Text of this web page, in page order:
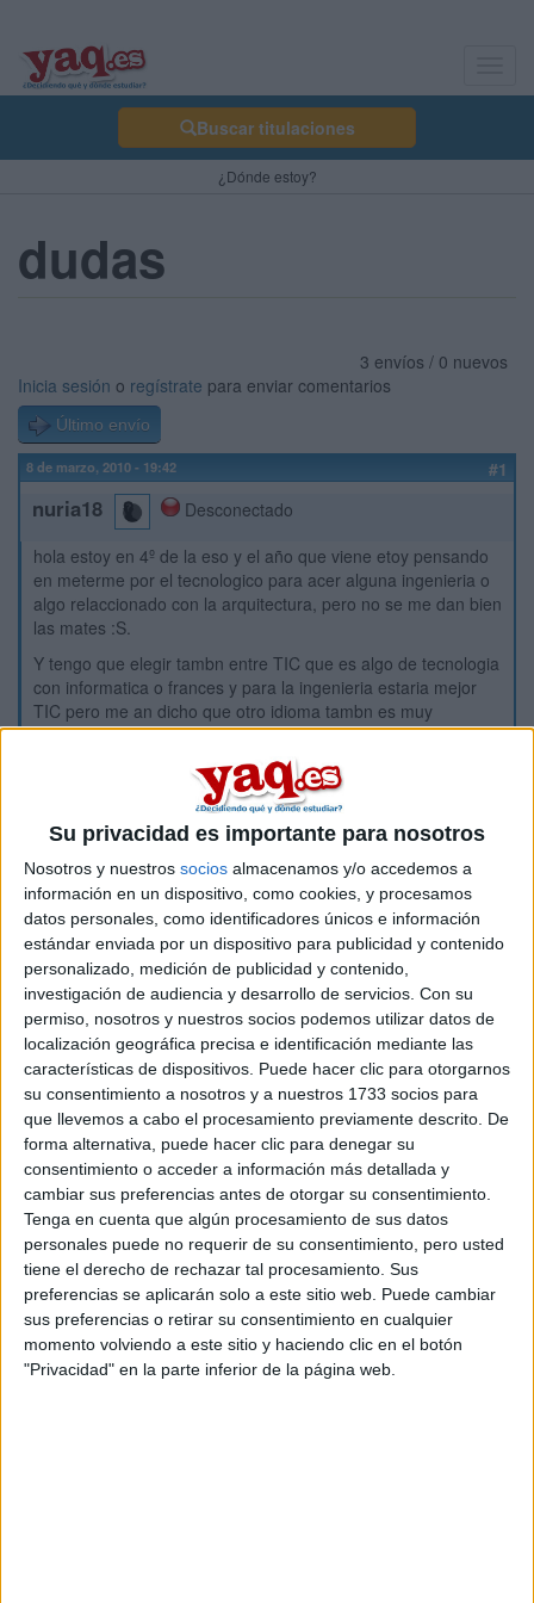
Su privacidad es importante para nosotros
Nosotros y nuestros socios almacenamos y/o accedemos a
información en un dispositivo, como cookies, y procesamos
datos personales, como identificadores únicos e información
estándar enviada por un dispositivo para publicidad y contenido
personalizado, medición de publicidad y contenido,
investigación de audiencia y desarrollo de servicios. Con su
permiso, nosotros y nuestros socios podemos utilizar datos de
localización geográfica precisa e identificación mediante las
características de dispositivos. Puede hacer clic para otorgarnos
su consentimiento a nosotros y a nuestros 1733 socios para
que llevemos a cabo el procesamiento previamente descrito. De
forma alternativa, puede hacer clic para denegar su
consentimiento o acceder a información más detallada y
cambiar sus preferencias antes de otorgar su consentimiento.
Tenga en cuenta que algún procesamiento de sus datos
personales puede no requerir de su consentimiento, pero usted
tiene el derecho de rechazar tal procesamiento. Sus
preferencias se aplicarán solo a este sitio web. Puede cambiar
sus preferencias o retirar su consentimiento en cualquier
momento volviendo a este sitio y haciendo clic en el botón
"Privacidad" en la parte inferior de la página web.
Buscar titulaciones
¿Dónde estoy?
dudas
3 envíos / 0 nuevos
Inicia sesión o regístrate para enviar comentarios
Último envío
8 de marzo, 2010 - 19:42 #1
nuria18
Desconectado
hola estoy en 4º de la eso y el año que viene etoy pensando
en meterme por el tecnologico para acer alguna ingenieria o
algo relaccionado con la arquitectura, pero no se me dan bien
las mates :S.
Y tengo que elegir tambn entre TIC que es algo de tecnologia
con informatica o frances y para la ingenieria estaria mejor
TIC pero me an dicho que otro idioma tambn es muy
importante, lo que pasa que no me gusta mucho y no voi a
seguir estudiandolo despues de bachilleato (si lo cojo)
gracias
Etiquetas: La pregunta del millón